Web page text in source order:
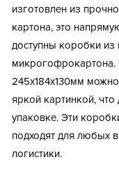
изготовлен из
картона, это
доступны коробки из
245х184х130мм
яркой картинкой,
упаковке. Эти
подходят для любых
логистики.